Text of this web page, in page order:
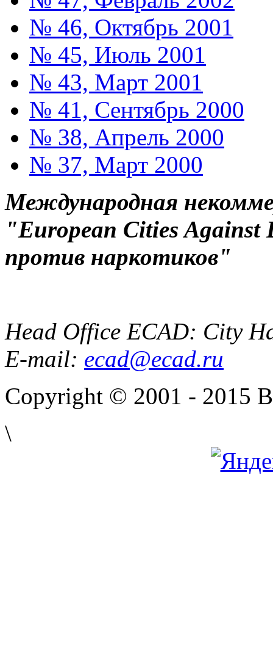
№ 46, Октябрь 2001
№ 45, Июль 2001
№ 43, Март 2001
№ 41, Сентябрь 2000
№ 38, Апрель 2000
№ 37, Март 2000
Международная
"European Cities Against
против наркотиков"
Head Office ECAD: City
E-mail: ecad@ecad.ru
Copyright © 2001 - 2015
\